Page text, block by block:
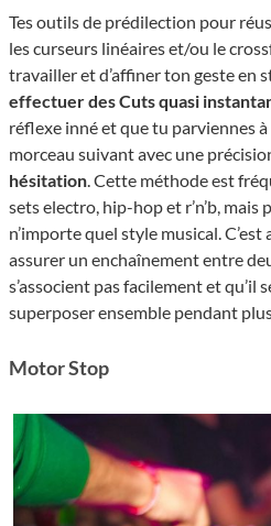
Tes outils de prédilection pour
les curseurs linéaires et/ou le
travailler et d’affiner ton geste en
effectuer des Cuts quasi
réflexe inné et que tu parviennes à
morceau suivant avec une
hésitation. Cette méthode est
sets electro, hip-hop et r’n’b,
n’importe quel style musical.
assurer un enchaînement entre
s’associent pas facilement et
superposer ensemble pendant
Motor Stop